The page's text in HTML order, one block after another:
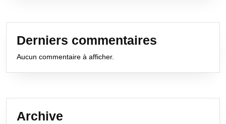
Derniers commentaires
Aucun commentaire à afficher.
Archive